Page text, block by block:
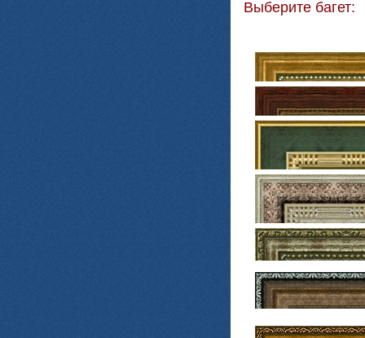
Выберите багет: